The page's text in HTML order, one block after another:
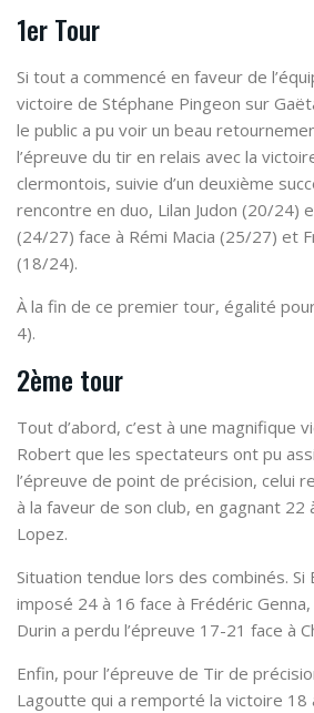
1er Tour
Si tout a commencé en faveur de
victoire de Stéphane Pingeon sur
le public a pu voir un beau
l’épreuve du tir en relais avec la
clermontois, suivie d’un deuxième
rencontre en duo, Lilan Judon (20/24)
(24/27) face à Rémi Macia (25/27) et
(18/24).
À la fin de ce premier tour, égalité
4).
2ème tour
Tout d’abord, c’est à une magnifique
Robert que les spectateurs ont pu
l’épreuve de point de précision, celui
à la faveur de son club, en gagnant 22
Lopez.
Situation tendue lors des combinés. Si
imposé 24 à 16 face à Frédéric
Durin a perdu l’épreuve 17-21 face à
Enfin, pour l’épreuve de Tir de
Lagoutte qui a remporté la victoire 18